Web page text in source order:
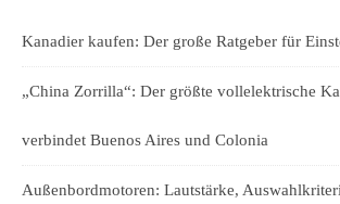
Kanadier kaufen: Der große Ratgeber für
„China Zorrilla“: Der größte vollelektrische
verbindet Buenos Aires und Colonia
Außenbordmotoren: Lautstärke,